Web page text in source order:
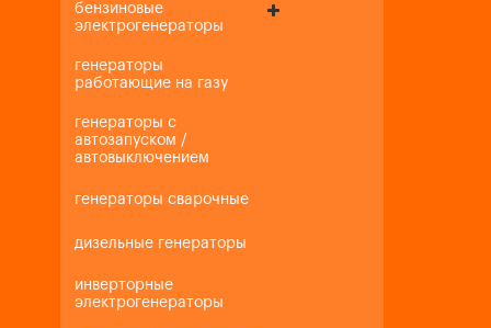
бензиновые
электрогенераторы
генераторы
работающие на газу
генераторы с
автозапуском /
автовыключением
генераторы сварочные
дизельные генераторы
инверторные
электрогенераторы